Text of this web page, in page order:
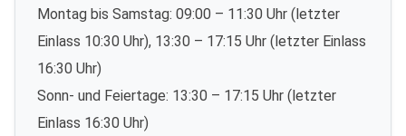
Montag bis Samstag: 09:00 – 11:30 Uhr (letzter
Einlass 10:30 Uhr), 13:30 – 17:15 Uhr (letzter Einlass
16:30 Uhr)
Sonn- und Feiertage: 13:30 – 17:15 Uhr (letzter
Einlass 16:30 Uhr)